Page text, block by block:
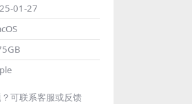
01-27
可联系客服或反馈